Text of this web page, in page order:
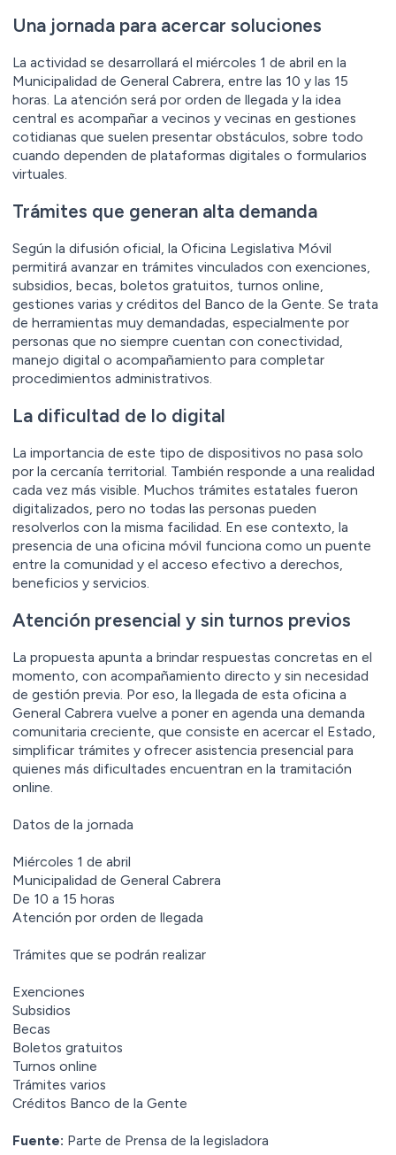
Una jornada para acercar soluciones
La actividad se desarrollará el miércoles 1 de abril en la
Municipalidad de General Cabrera, entre las 10 y las 15
horas. La atención será por orden de llegada y la idea
central es acompañar a vecinos y vecinas en gestiones
cotidianas que suelen presentar obstáculos, sobre todo
cuando dependen de plataformas digitales o formularios
virtuales.
Trámites que generan alta demanda
Según la difusión oficial, la Oficina Legislativa Móvil
permitirá avanzar en trámites vinculados con exenciones,
subsidios, becas, boletos gratuitos, turnos online,
gestiones varias y créditos del Banco de la Gente. Se trata
de herramientas muy demandadas, especialmente por
personas que no siempre cuentan con conectividad,
manejo digital o acompañamiento para completar
procedimientos administrativos.
La dificultad de lo digital
La importancia de este tipo de dispositivos no pasa solo
por la cercanía territorial. También responde a una realidad
cada vez más visible. Muchos trámites estatales fueron
digitalizados, pero no todas las personas pueden
resolverlos con la misma facilidad. En ese contexto, la
presencia de una oficina móvil funciona como un puente
entre la comunidad y el acceso efectivo a derechos,
beneficios y servicios.
Atención presencial y sin turnos previos
La propuesta apunta a brindar respuestas concretas en el
momento, con acompañamiento directo y sin necesidad
de gestión previa. Por eso, la llegada de esta oficina a
General Cabrera vuelve a poner en agenda una demanda
comunitaria creciente, que consiste en acercar el Estado,
simplificar trámites y ofrecer asistencia presencial para
quienes más dificultades encuentran en la tramitación
online.
Datos de la jornada
Miércoles 1 de abril
Municipalidad de General Cabrera
De 10 a 15 horas
Atención por orden de llegada
Trámites que se podrán realizar
Exenciones
Subsidios
Becas
Boletos gratuitos
Turnos online
Trámites varios
Créditos Banco de la Gente
Fuente: Parte de Prensa de la legisladora